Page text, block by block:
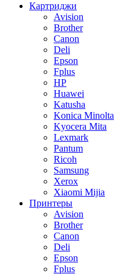
Картриджи
Avision
Brother
Canon
Deli
Epson
Fplus
HP
Huawei
Katusha
Konica Minolta
Kyocera Mita
Lexmark
Pantum
Ricoh
Samsung
Xerox
Xiaomi Mijia
Принтеры
Avision
Brother
Canon
Deli
Epson
Fplus